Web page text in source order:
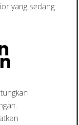
yang sedang